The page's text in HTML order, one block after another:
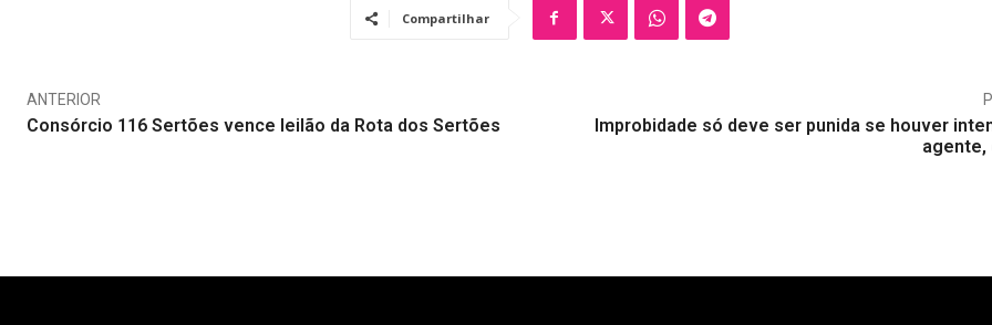
Compartilhar
ANTERIOR
Consórcio 116 Sertões vence leilão da Rota dos Sertões
Improbidade só deve ser punida se houver
agente,